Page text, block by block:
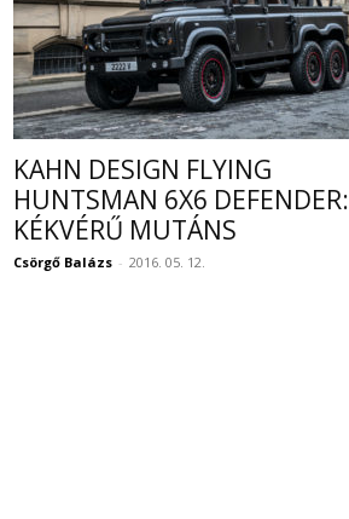
KAHN DESIGN FLYING
HUNTSMAN 6X6 DEFENDER:
KÉKVÉRŰ MUTÁNS
Csörgő Balázs - 2016. 05. 12.